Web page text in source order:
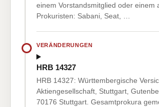
einem Vorstandsmitglied oder einem
Prokuristen: Sabani, Seat, …
VERÄNDERUNGEN
HRB 14327
HRB 14327: Württembergische
Aktiengesellschaft, Stuttgart,
70176 Stuttgart. Gesamtprokura